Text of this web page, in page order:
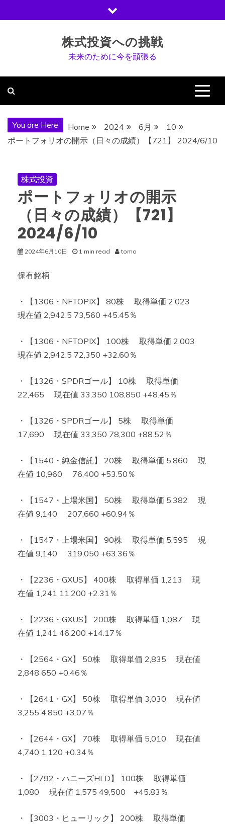
to
株式投資への挑戦
未来のために今を頑張る
You are Here Home 2024 6月
10
ポートフォリオの開示（日々の成績）【721】 2024/6/10
株式投資
ポートフォリオの開示
（日々の成績）【721】
2024/6/10
2024年6月10日 1 min read tomo
保有銘柄
・【1306・NFTOPIX】 80株 取得単価 2,023
現在値 2,942.5 73,560 +45.45％
・【1306・NFTOPIX】 100株 取得単価 2,003
現在値 2,942.5 72,350 +32.60％
・【1326・SPDRゴール】 10株 取得単価
22,465 現在値 33,350 108,850 +48.45％
・【1326・SPDRゴール】 5株 取得単価
17,690 現在値 33,350 78,300 +88.52％
・【1540・純金信託】 20株 取得単価 5,860 現
在値 10,960 76,400 +53.50％
・【1547・上場米国】 50株 取得単価 5,382 現
在値 9,140 207,660 +60.94％
・【1547・上場米国】 90株 取得単価 5,595 現
在値 9,140 319,050 +63.36％
・【2236・GXUS】 400株 取得単価 1,213 現
在値 1,241 11,200 +2.31％
・【2236・GXUS】 200株 取得単価 1,087 現
在値 1,241 46,200 +14.17％
・【2564・GX】 50株 取得単価 2,835 現在値
2,848 650 +0.46％
・【2641・GX】 50株 取得単価 3,030 現在値
3,255 4,850 +3.07％
・【2644・GX】 70株 取得単価 5,010 現在値
4,740 1,120 +0.34％
・【2792・ハニーズHLD】 100株 取得単価
1,080 現在値 1,575 49,500 +45.83％
・【3003・ヒューリック】 200株 取得単価